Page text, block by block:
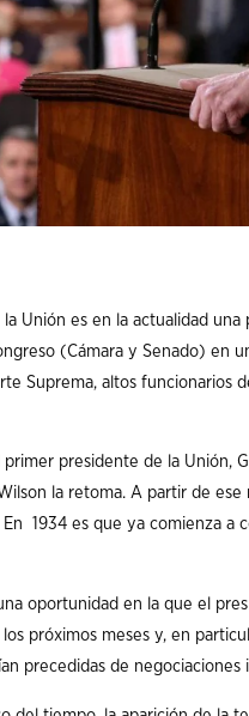
la Unión es en la actualidad
(Cámara y Senado) en
Suprema, altos funcionarios
presidente de la Unión,
la retoma. A partir de
1934 es que ya comienza a
oportunidad en la que el
próximos meses y, en
precedidas de negociaciones